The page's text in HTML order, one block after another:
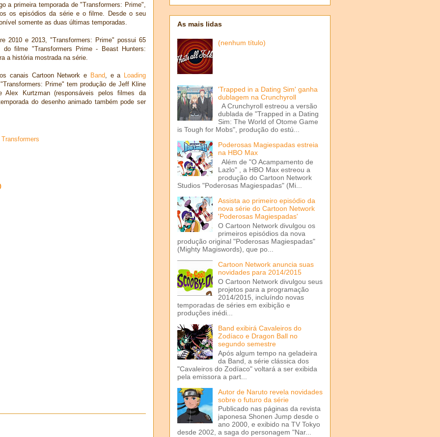
a primeira temporada de "Transformers: Prime",
os episódios da série e o filme. Desde o seu
somente as duas últimas temporadas.
2010 e 2013, "Transformers: Prime" possui 65
filme "Transformers Prime - Beast Hunters:
a história mostrada na série.
canais Cartoon Network e Band , e a
Loading
. "Transformers: Prime" tem produção de Jeff Kline
Alex Kurtzman (responsáveis pelos filmes da
do desenho animado também pode ser
Transformers
As mais lidas
(nenhum título)
'Trapped in a Dating Sim' ganha
dublagem na Crunchyroll
A Crunchyroll estreou a versão
dublada de "Trapped in a Dating
Sim: The World of Otome Game
is Tough for Mobs", produção do estú...
Poderosas Magiespadas estreia
na HBO Max
Além de "O Acampamento de
Lazlo" , a HBO Max estreou a
produção do Cartoon Network
Studios "Poderosas Magiespadas" (Mi...
Assista ao primeiro episódio da
nova série do Cartoon Network
'Poderosas Magiespadas'
O Cartoon Network divulgou os
primeiros episódios da nova
produção original "Poderosas Magiespadas"
(Mighty Magiswords), que po...
Cartoon Network anuncia suas
novidades para 2014/2015
O Cartoon Network divulgou seus
projetos para a programação
2014/2015, incluíndo novas
temporadas de séries em exibição e
produções inédi...
Band exibirá Cavaleiros do
Zodíaco e Dragon Ball no
segundo semestre
Após algum tempo na geladeira
da Band, a série clássica dos
"Cavaleiros do Zodíaco" voltará a ser exibida
pela emissora a part...
Autor de Naruto revela novidades
sobre o futuro da série
Publicado nas páginas da revista
japonesa Shonen Jump desde o
ano 2000, e exibido na TV Tokyo
desde 2002, a saga do personagem "Nar...